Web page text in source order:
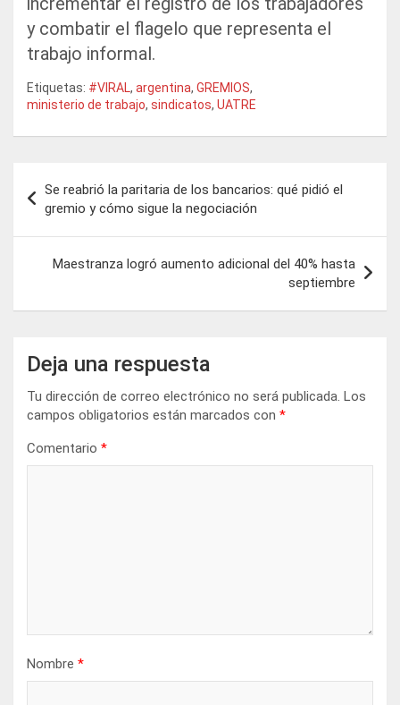
y combatir el flagelo que representa el
trabajo informal.
Etiquetas: #VIRAL, argentina, GREMIOS,
ministerio de trabajo, sindicatos, UATRE
de
entradas
Se reabrió la paritaria de los bancarios: qué pidió el
gremio y cómo sigue la negociación
Maestranza logró aumento adicional del 40% hasta
septiembre
Deja una respuesta
Tu dirección de correo electrónico no será publicada. Los
campos obligatorios están marcados con *
Comentario *
Nombre *